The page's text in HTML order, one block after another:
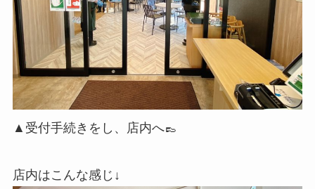
▲受付手続きをし、店内へ👞
店内はこんな感じ↓